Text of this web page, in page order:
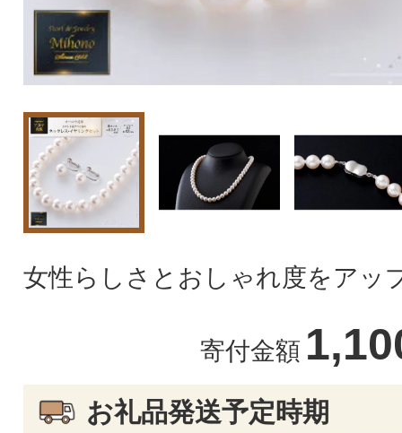
女性らしさとおしゃれ度をアッ
寄付金額
お礼品発送予定時期